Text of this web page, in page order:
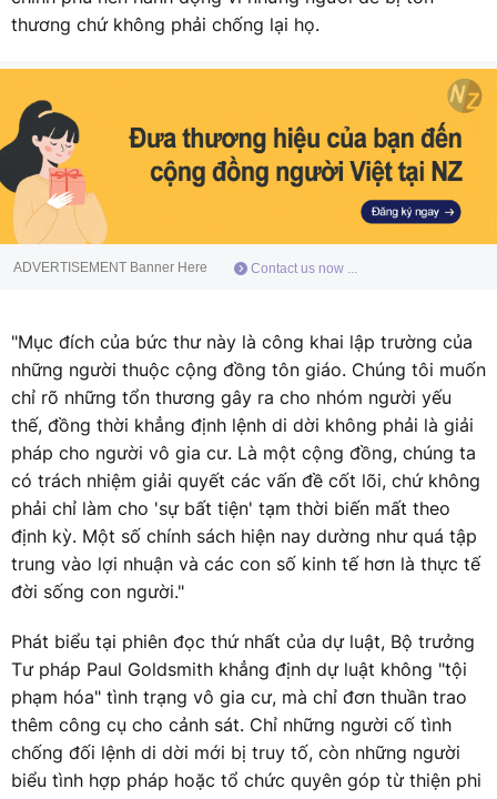
thương chứ không phải chống lại họ.
ADVERTISEMENT Banner Here Contact us now ...
"Mục đích của bức thư này là công khai lập trường của
những người thuộc cộng đồng tôn giáo. Chúng tôi muốn
chỉ rõ những tổn thương gây ra cho nhóm người yếu
thế, đồng thời khẳng định lệnh di dời không phải là giải
pháp cho người vô gia cư. Là một cộng đồng, chúng ta
có trách nhiệm giải quyết các vấn đề cốt lõi, chứ không
phải chỉ làm cho 'sự bất tiện' tạm thời biến mất theo
định kỳ. Một số chính sách hiện nay dường như quá tập
trung vào lợi nhuận và các con số kinh tế hơn là thực tế
đời sống con người."
Phát biểu tại phiên đọc thứ nhất của dự luật, Bộ trưởng
Tư pháp Paul Goldsmith khẳng định dự luật không "tội
phạm hóa" tình trạng vô gia cư, mà chỉ đơn thuần trao
thêm công cụ cho cảnh sát. Chỉ những người cố tình
chống đối lệnh di dời mới bị truy tố, còn những người
biểu tình hợp pháp hoặc tổ chức quyên góp từ thiện phi